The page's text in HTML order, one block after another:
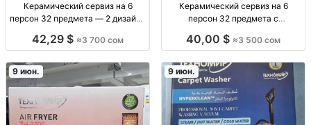
Керамический сервиз на 6
персон 32 предмета — 2 дизайна
акцентами Сервиз керамический
дизайна (веточный принт;
мраморный узор с золотыми
42,29 $ ≈3 700 сом
Керамический сервиз на 6
персон 32 предмета с
окантовкой — 3500 сом
персон; золот/сереб окантовка;
для сервировки дома и подарка;
прочн
40,00 $ ≈3 500 сом
9 июн. 9 июн.